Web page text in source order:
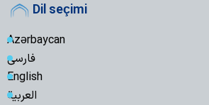
Dil seçimi
Azərbaycan
فارسی
English
العربیة